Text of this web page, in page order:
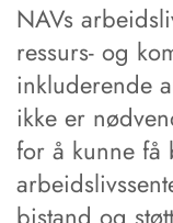
NAVs
ressurs- og
inkluderende
ikke er
for å kunne få